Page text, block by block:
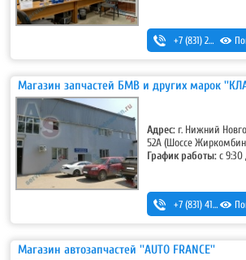
+7 (831) 283-03-95
Магазин запчастей БМВ и других марок
Адрес: г. Нижний
52А (Шоссе
График работы:c 9:30
+7 (831) 415-70-86
Магазин автозапчастей ''AUTO FRANCE''